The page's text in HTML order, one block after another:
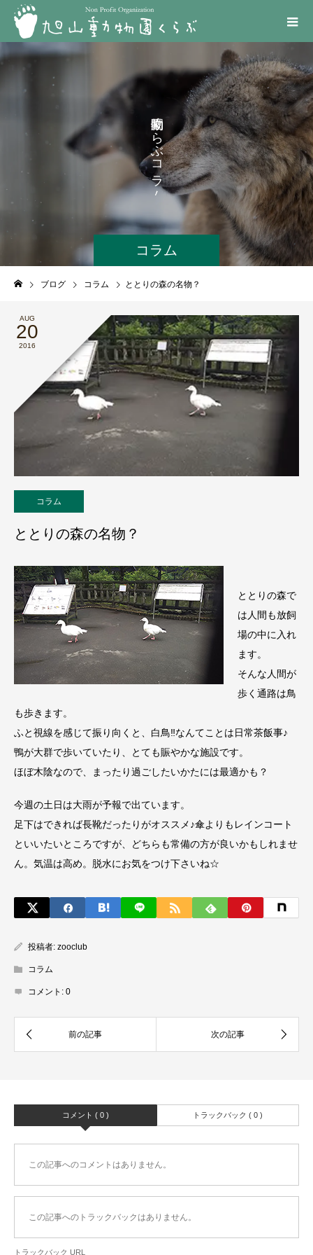
コラム
く
ら
ぶ
コ
ラ
ム
ブログ コラム ととりの森の名物？
AUG
20
2016
コラム
ととりの森の名物？
ととりの森で
は人間も放飼
場の中に入れ
ます。
そんな人間が
歩く通路は鳥
も歩きます。
ふと視線を感じて振り向くと、白鳥‼なんてことは日常茶飯事♪
鴨が大群で歩いていたり、とても賑やかな施設です。
ほぼ木陰なので、まったり過ごしたいかたには最適かも？
今週の土日は大雨が予報で出ています。
足下はできれば長靴だったりがオススメ♪傘よりもレインコート
といいたいところですが、どちらも常備の方が良いかもしれませ
ん。気温は高め。脱水にお気をつけ下さいね☆
投稿者: zooclub
コラム
コメント: 0
コメント ( 0 ) トラックバック ( 0 )
この記事へのコメントはありません。
この記事へのトラックバックはありません。
トラックバック URL